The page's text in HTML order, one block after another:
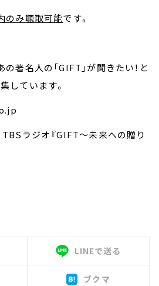
のみ聴取可能です。
著名人の「GIFT」が聞きたい！と
しています。
ラジオ『GIFT～未来への贈り
LINEで送る
ブクマ